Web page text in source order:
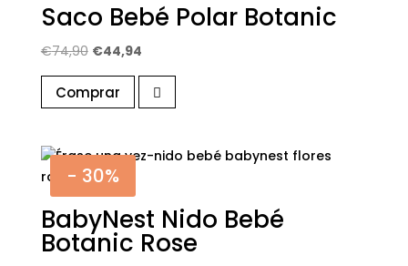
Saco Bebé Polar Botanic
€74,90 El
precio
original
era:
€44,94El
precio
actual
es:
Comprar
- 30%
BabyNest Nido Bebé
Botanic Rose